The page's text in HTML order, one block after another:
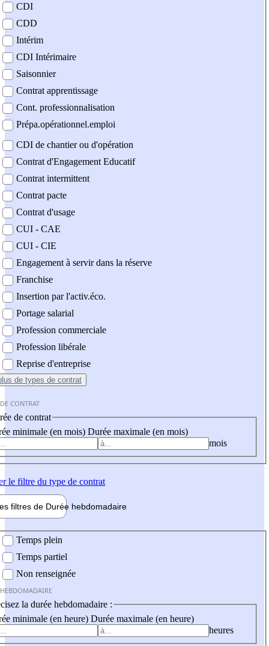
contrat
CDI
CDD
Intérim
CDI Intérimaire
Saisonnier
Contrat apprentissage
Cont. professionnalisation
Prépa.opérationnel.emploi
CDI de chantier ou d'opération
Contrat d'Engagement Educatif
Contrat intermittent
Contrat pacte
Contrat d'usage
CUI - CAE
CUI - CIE
Engagement à servir dans la réserve
Franchise
Insertion par l'activ.éco.
Portage salarial
Profession commerciale
Profession libérale
Reprise d'entreprise
de types de contrat
CONTRAT
de contrat
minimale (en mois) Durée maximale (en mois)
mois
le filtre du type de contrat
filtres de Durée hebdomadaire
Temps plein
Temps partiel
Non renseignée
la durée hebdomadaire :
minimale (en heure) Durée maximale (en heure)
heures